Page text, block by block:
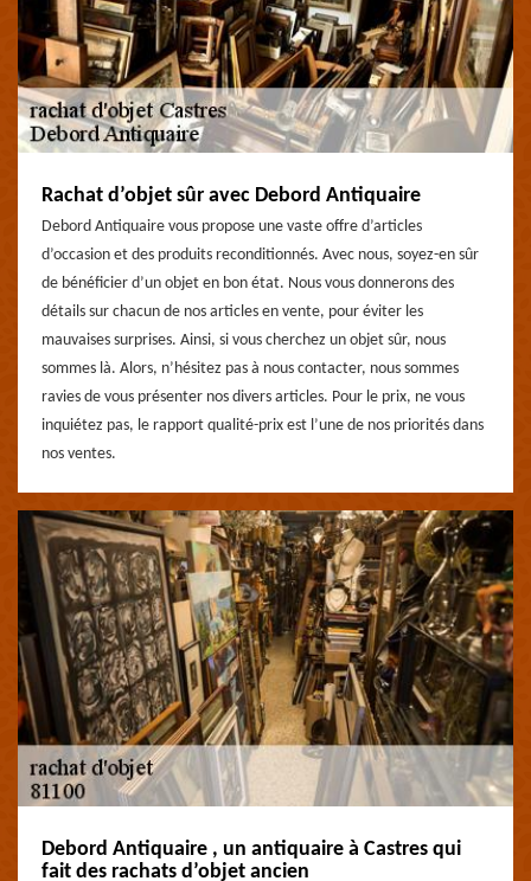
Rachat d’objet sûr avec Debord Antiquaire
Debord Antiquaire vous propose une vaste offre d’articles
d’occasion et des produits reconditionnés. Avec nous, soyez-en sûr
de bénéficier d’un objet en bon état. Nous vous donnerons des
détails sur chacun de nos articles en vente, pour éviter les
mauvaises surprises. Ainsi, si vous cherchez un objet sûr, nous
sommes là. Alors, n’hésitez pas à nous contacter, nous sommes
ravies de vous présenter nos divers articles. Pour le prix, ne vous
inquiétez pas, le rapport qualité-prix est l’une de nos priorités dans
nos ventes.
Debord Antiquaire , un antiquaire à Castres qui
fait des rachats d’objet ancien